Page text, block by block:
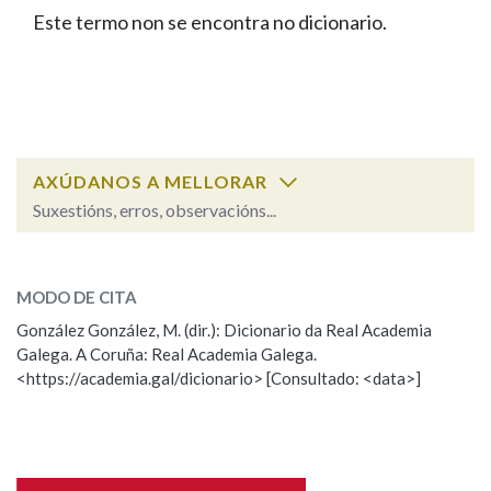
FIGURAS HOMENAXEADAS
PORTAL DAS PALABRAS
Facebook
TwitterYoutubeInstagram
Bluesky
BUSCAR NOS LEMAS
Remata por
BUSCAR NO CONTIDO
Nas definicións
Este termo non se encontra no dicionario.
AXÚDANOS A MELLORAR
Suxestións, erros, observacións...
Observación
Nome
MODO DE CITA
González González, M. (dir.): Dicionario da Real Academia
Galega. A Coruña: Real Academia Galega.
<https://academia.gal/dicionario> [Consultado: <data>]